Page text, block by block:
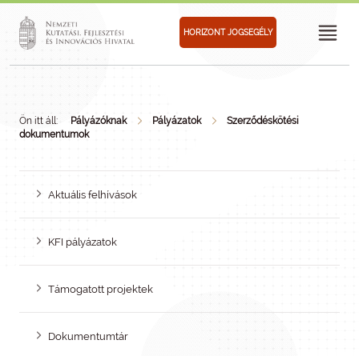
HORIZONT JOGSEGÉLY
Ön itt áll: Pályázóknak Pályázatok
Szerződéskötési
dokumentumok
Aktuális felhívások
KFI pályázatok
Támogatott projektek
Dokumentumtár